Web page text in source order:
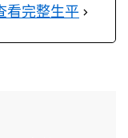
看完整生平